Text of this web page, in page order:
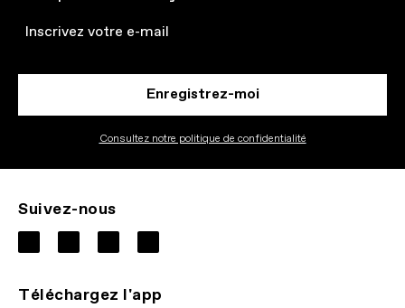
Email
Enregistrez-moi
Consultez notre politique de confidentialité
Suivez-nous
Téléchargez l'app